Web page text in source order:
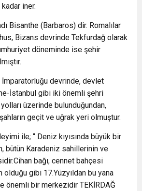
kadar iner.
Bisanthe (Barbaros) dir. Romalılar
Bizans devrinde Tekfurdağ olarak
döneminde ise şehir
İmparatorluğu devrinde, devlet
İstanbul gibi iki önemli şehri
üzerinde bulunduğundan,
geçit ve uğrak yeri olmuştur.
ile; “ Deniz kıyısında büyük bir
bütün Karadeniz sahillerinin ve
bağı, cennet bahçesi
olduğu gibi 17.Yüzyıldan bu yana
önemli bir merkezidir TEKİRDAĞ